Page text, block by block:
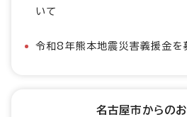
いて
令和8年熊本地震災害義援金を
名古屋市からの